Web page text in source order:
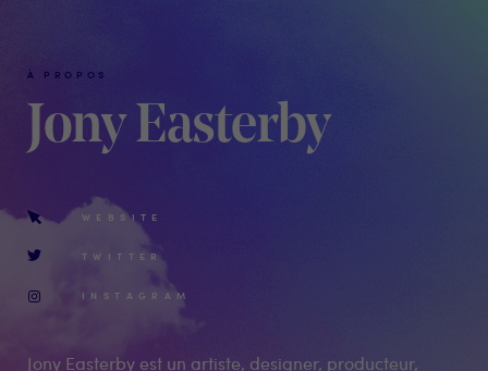
À PROPOS
Jony Easterby
WEBSITE
TWITTER
INSTAGRAM
Jony Easterby est un artiste, designer, producteur,